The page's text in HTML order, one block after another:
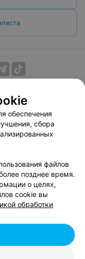
Способы оплаты
сервиса
cookie
данных
орган -
Беларусь, г. Минск,
обеспечения
сбора
файлов
позднее время.
о целях,
cookie вы
обработки